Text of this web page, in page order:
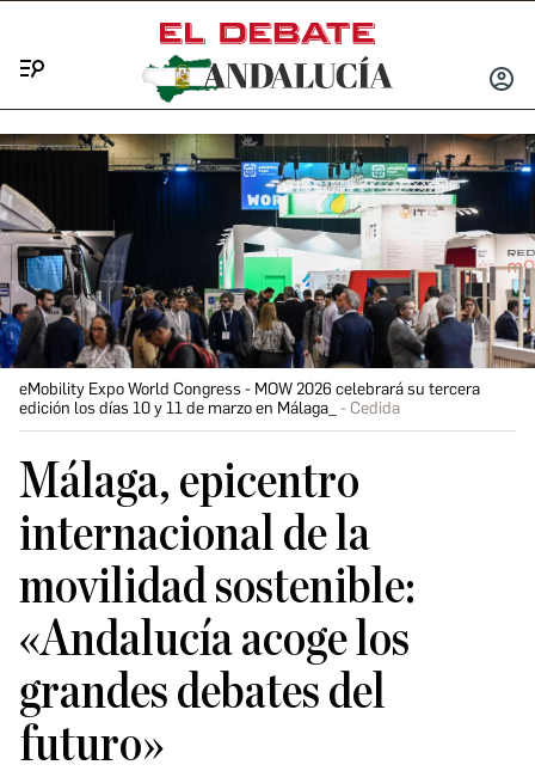
INICIAR
eMobility Expo World Congress - MOW 2026 celebrará su tercera
edición los días 10 y 11 de marzo en Málaga_
Cedida
Málaga, epicentro
internacional de la
movilidad sostenible:
«Andalucía acoge los
grandes debates del
futuro»